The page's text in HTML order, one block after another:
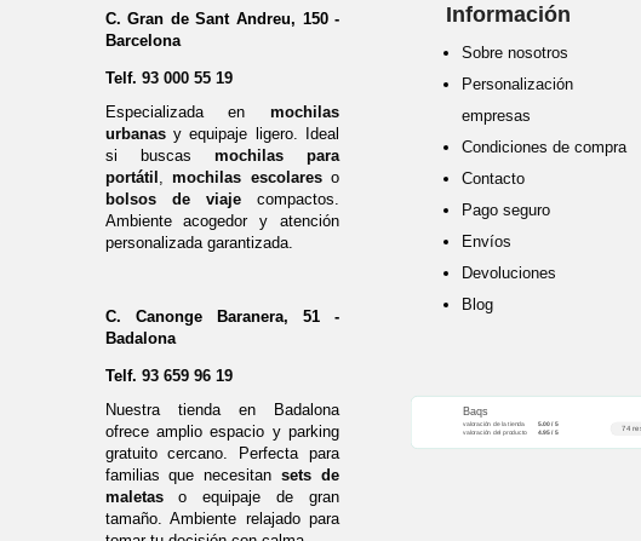
C. Gran de Sant Andreu, 150 -
Barcelona
Telf. 93 000 55 19
Especializada enmochilas
urbanasy equipaje ligero. Ideal
si buscas mochilas para
portátil
,mochilas escolareso
bolsos de viajecompactos.
Ambiente acogedor y atención
personalizada garantizada.
C. Canonge Baranera, 51 -
Badalona
Telf. 93 659 96 19
Nuestra tienda en Badalona
ofrece amplio espacio y parking
gratuito cercano. Perfecta para
familias que necesitansets de
maletaso equipaje de gran
tamaño. Ambiente relajado para
Información
Sobre nosotros
Personalización
empresas
Condiciones de compra
Contacto
Pago seguro
Envíos
Devoluciones
Blog
Baqs
valoración de la tienda 5.00 / 5
valoración del producto 4.95 / 5 74